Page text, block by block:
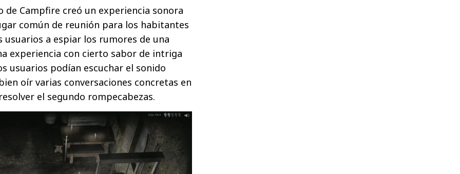
de Campfire creó un experiencia sonora
común de reunión para los habitantes
usuarios a espiar los rumores de una
experiencia con cierto sabor de intriga
usuarios podían escuchar el sonido
oír varias conversaciones concretas en
el segundo rompecabezas.